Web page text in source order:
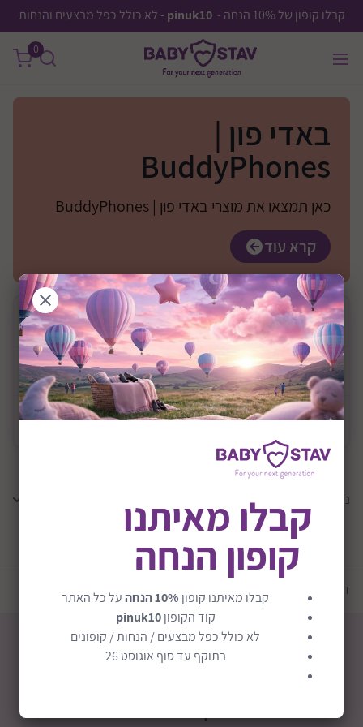
קבלו קופון של 10% הנחה - pinuk10 - לא כולל כפל מבצעים והנחות
0
באדי פון |
BuddyPhones
כאן תמצאו את מוצרי באדי פון | BuddyPhones
קרא עוד
בחריצרן
מחיר 0 ₪
—
0 ₪
משלוח
נמצאו
טען עוד מוצרים
דף הבית
קבלו מאיתנו
קופון הנחה
קבלו מאיתנו קופון 10% הנחה
על כל האתר
קוד הקופוןpinuk10
לא כולל כפל מבצעים / הנחות / קופונים
בתוקף עד סוף אוגוסט 26